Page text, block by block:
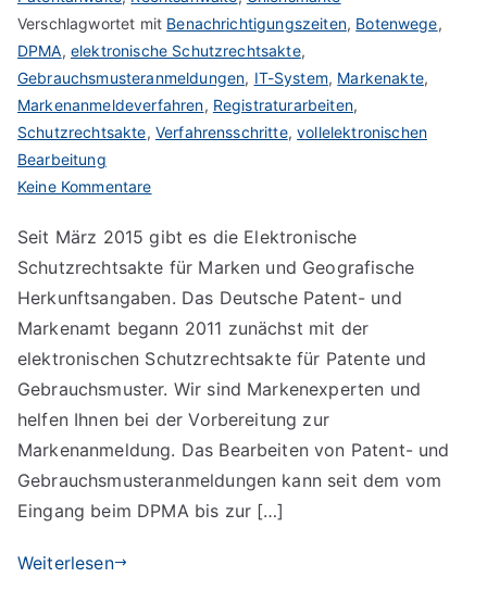
Verschlagwortet mit Benachrichtigungszeiten, Botenwege,
DPMA, elektronische Schutzrechtsakte,
Gebrauchsmusteranmeldungen, IT-System, Markenakte,
Markenanmeldeverfahren, Registraturarbeiten,
Schutzrechtsakte, Verfahrensschritte,vollelektronischen
Bearbeitung
Keine Kommentarezu
Schutzrechtsakte
Seit März 2015 gibt es die Elektronische
Schutzrechtsakte für Marken und Geografische
Herkunftsangaben. Das Deutsche Patent- und
Markenamt begann 2011 zunächst mit der
elektronischen Schutzrechtsakte für Patente und
Gebrauchsmuster. Wir sind Markenexperten und
helfen Ihnen bei der Vorbereitung zur
Markenanmeldung. Das Bearbeiten von Patent- und
Gebrauchsmusteranmeldungen kann seit dem vom
Eingang beim DPMA bis zur […]
Weiterlesen